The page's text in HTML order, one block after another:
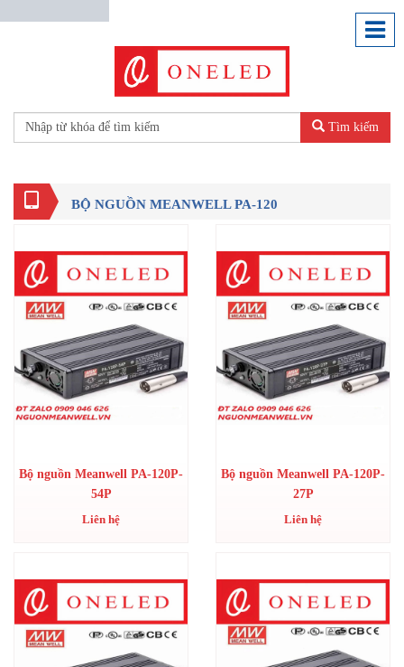
Tìm kiếm
BỘ NGUỒN MEANWELL PA-120
Bộ nguồn Meanwell PA-120P-
54P
Liên hệ
Bộ nguồn Meanwell PA-120P-
27P
Liên hệ